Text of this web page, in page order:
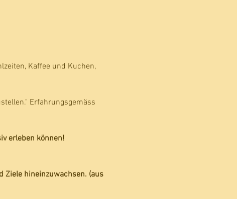
Kaffee und Kuchen,
Erfahrungsgemäss
erleben können!
Ziele hineinzuwachsen. (aus